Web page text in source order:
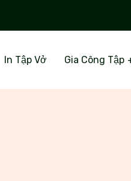
In Tập Vở Gia Công Tập